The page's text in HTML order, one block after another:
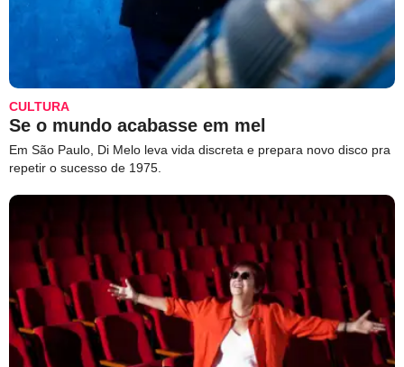
CULTURA
Se o mundo acabasse em mel
Em São Paulo, Di Melo leva vida discreta e prepara novo disco pra
repetir o sucesso de 1975.